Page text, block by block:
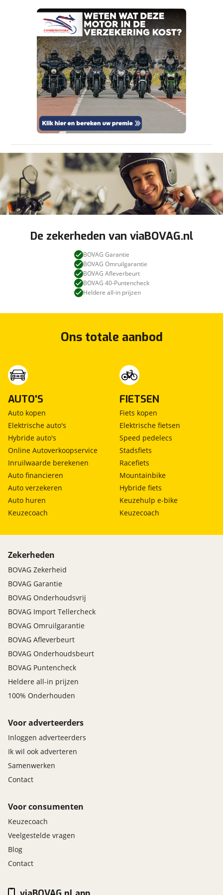
om je aanvraag zo goed mogelijk bij de
aanbieder te brengen. Lees hier meer over in
onzeprivacyverklaring .
Verstuur mijn vraag
viaBOVAG.nl verwerkt je persoonsgegevens
om je aanvraag zo goed mogelijk bij de
aanbieder te brengen. Lees hier meer over in
onzeprivacyverklaring .
Stuur mijn bevinding door
De zekerheden van viaBOVAG.nl
BOVAG Garantie
BOVAG Omruilgarantie
BOVAG Afleverbeurt
BOVAG 40-Puntencheck
Heldere all-in prijzen
Ons totale aanbod
AUTO'S
Auto kopen
Elektrische auto's
Hybride auto's
Online Autoverkoopservice
Inruilwaarde berekenen
Auto financieren
Auto verzekeren
Auto huren
Keuzecoach
FIETSEN
Fiets kopen
Elektrische fietsen
Speed pedelecs
Stadsfiets
Racefiets
Mountainbike
Hybride fiets
Keuzehulp e-bike
Keuzecoach
Zekerheden
BOVAG Zekerheid
BOVAG Garantie
BOVAG Onderhoudsvrij
BOVAG Import Tellercheck
BOVAG Omruilgarantie
BOVAG Afleverbeurt
BOVAG Onderhoudsbeurt
BOVAG Puntencheck
Heldere all-in prijzen
100% Onderhouden
Voor adverteerders
Inloggen adverteerders
Ik wil ook adverteren
Samenwerken
Contact
Voor consumenten
Keuzecoach
Veelgestelde vragen
Blog
Contact